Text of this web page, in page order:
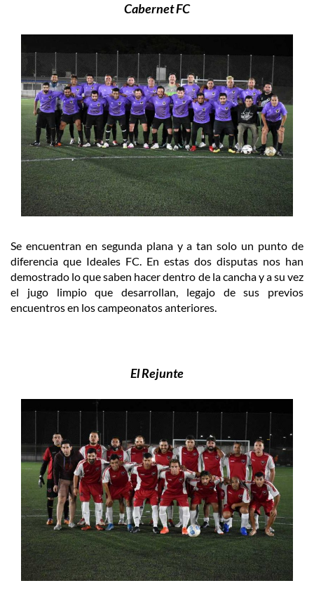
Cabernet FC
Se encuentran en segunda plana y a tan solo un punto de
diferencia que Ideales FC. En estas dos disputas nos han
demostrado lo que saben hacer dentro de la cancha y a su vez
el jugo limpio que desarrollan, legajo de sus previos
encuentros en los campeonatos anteriores.
El Rejunte